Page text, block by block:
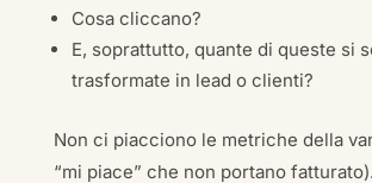
Cosa cliccano?
E, soprattutto, quante di queste si
trasformate in lead o clienti?
Non ci piacciono le metriche della
“mi piace” che non portano